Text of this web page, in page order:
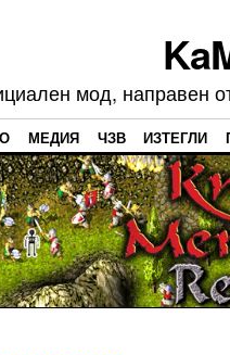
мод, направен
МЕДИЯ ЧЗВ ИЗТЕГЛИ